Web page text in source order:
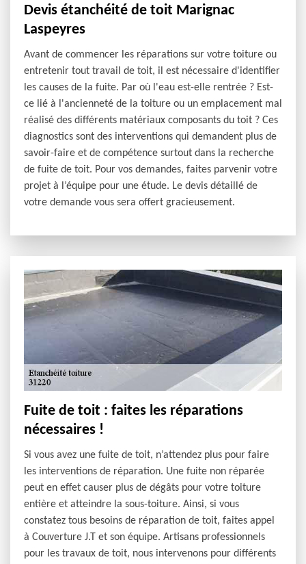
Devis étanchéité de toit Marignac
Laspeyres
Avant de commencer les réparations sur votre toiture ou
entretenir tout travail de toit, il est nécessaire d'identifier
les causes de la fuite. Par où l'eau est-elle rentrée ? Est-
ce lié à l'ancienneté de la toiture ou un emplacement mal
réalisé des différents matériaux composants du toit ? Ces
diagnostics sont des interventions qui demandent plus de
savoir-faire et de compétence surtout dans la recherche
de fuite de toit. Pour vos demandes, faites parvenir votre
projet à l’équipe pour une étude. Le devis détaillé de
votre demande vous sera offert gracieusement.
Fuite de toit : faites les réparations
nécessaires !
Si vous avez une fuite de toit, n’attendez plus pour faire
les interventions de réparation. Une fuite non réparée
peut en effet causer plus de dégâts pour votre toiture
entière et atteindre la sous-toiture. Ainsi, si vous
constatez tous besoins de réparation de toit, faites appel
à Couverture J.T et son équipe. Artisans professionnels
pour les travaux de toit, nous intervenons pour différents